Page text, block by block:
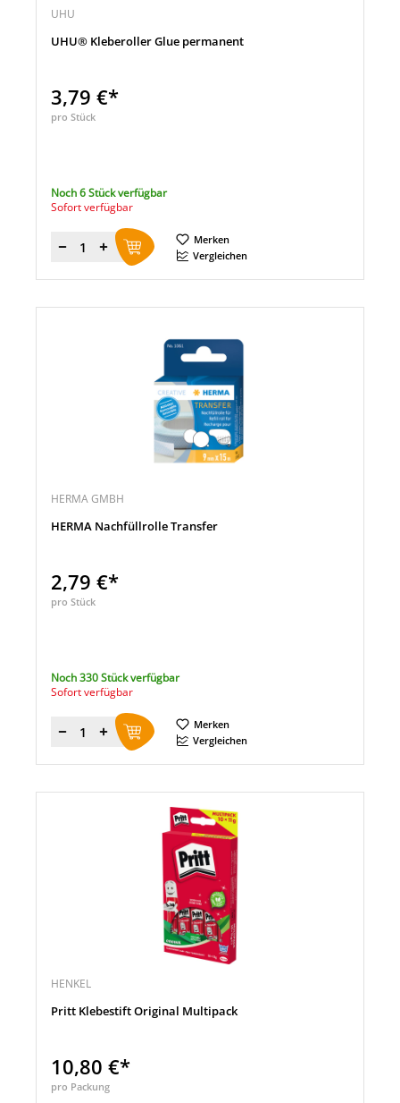
UHU
UHU® Kleberoller Glue permanent
3,79 €*
pro Stück
Noch 6 Stück verfügbar
Sofort verfügbar
Menge
Merken
Vergleichen
HERMA GMBH
HERMA Nachfüllrolle Transfer
2,79 €*
pro Stück
Noch 330 Stück verfügbar
Sofort verfügbar
Menge
Merken
Vergleichen
HENKEL
Pritt Klebestift Original Multipack
10,80 €*
pro Packung